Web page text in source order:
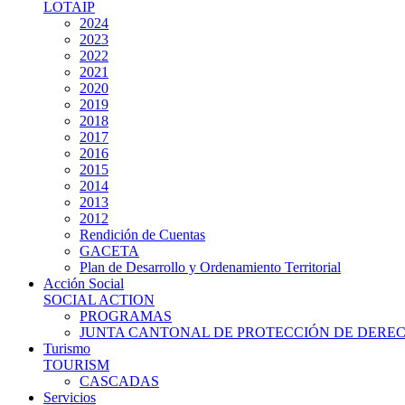
LOTAIP
2024
2023
2022
2021
2020
2019
2018
2017
2016
2015
2014
2013
2012
Rendición de Cuentas
GACETA
Plan de Desarrollo y Ordenamiento Territorial
Acción Social
SOCIAL ACTION
PROGRAMAS
JUNTA CANTONAL DE PROTECCIÓN DE
Turismo
TOURISM
CASCADAS
Servicios